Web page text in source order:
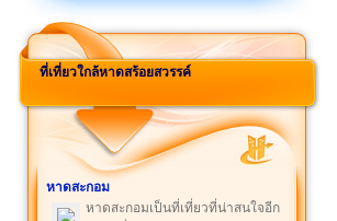
ที่เที่ยวใกล้หาดสร้อยสวรรค์
หาดสะกอม
หาดสะกอมเป็นที่เที่ยวที่น่าสนใจอีก